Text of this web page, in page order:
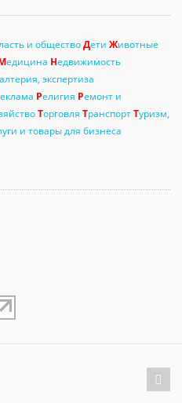
ласть и обществоДети Животные
едицина Недвижимость
экспертиза
еклама Религия Ремонт и
Торговля ТранспортТуризм,
и товары для бизнеса